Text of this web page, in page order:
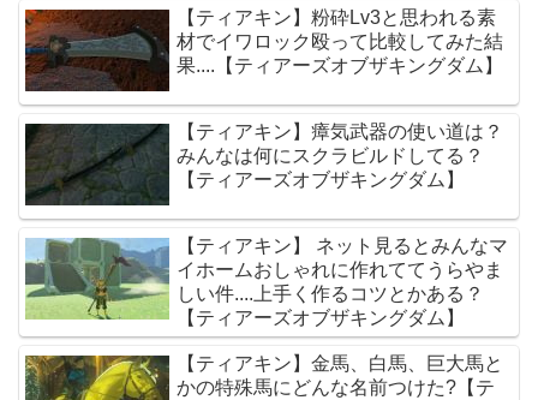
【ティアキン】粉砕Lv3と思われる素
材でイワロック殴って比較してみた結
果....【ティアーズオブザキングダム】
【ティアキン】瘴気武器の使い道は？
みんなは何にスクラビルドしてる？
【ティアーズオブザキングダム】
【ティアキン】 ネット見るとみんなマ
イホームおしゃれに作れててうらやま
しい件....上手く作るコツとかある？
【ティアーズオブザキングダム】
【ティアキン】金馬、白馬、巨大馬と
かの特殊馬にどんな名前つけた?【テ